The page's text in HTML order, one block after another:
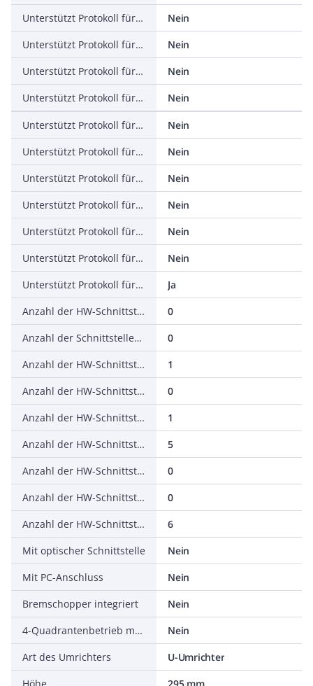
Unterstützt Protokoll für PROFINET IO
Nein
Unterstützt Protokoll für PROFINET CBA
Nein
Unterstützt Protokoll für SERCOS
Nein
Unterstützt Protokoll für Foundation Fieldbus
Nein
Unterstützt Protokoll für EtherNet/IP
Nein
Unterstützt Protokoll für AS-Interface Safety at Work
Nein
Unterstützt Protokoll für DeviceNet Safety
Nein
Unterstützt Protokoll für INTERBUS-Safety
Nein
Unterstützt Protokoll für PROFIsafe
Nein
Unterstützt Protokoll für SafetyBUS p
Nein
Unterstützt Protokoll für sonstige Bussysteme
Ja
Anzahl der HW-Schnittstellen Industrial Ethernet
0
Anzahl der Schnittstellen PROFINET
0
Anzahl der HW-Schnittstellen seriell RS-232
1
Anzahl der HW-Schnittstellen seriell RS-422
0
Anzahl der HW-Schnittstellen seriell RS-485
1
Anzahl der HW-Schnittstellen seriell TTY
5
Anzahl der HW-Schnittstellen USB
0
Anzahl der HW-Schnittstellen parallel
0
Anzahl der HW-Schnittstellen sonstige
6
Mit optischer Schnittstelle
Nein
Mit PC-Anschluss
Nein
Bremschopper integriert
Nein
4-Quadrantenbetrieb möglich
Nein
Art des Umrichters
U-Umrichter